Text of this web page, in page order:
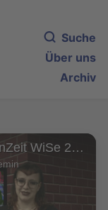
Suche
Über uns
Archiv
HessenZeit WiSe 2023